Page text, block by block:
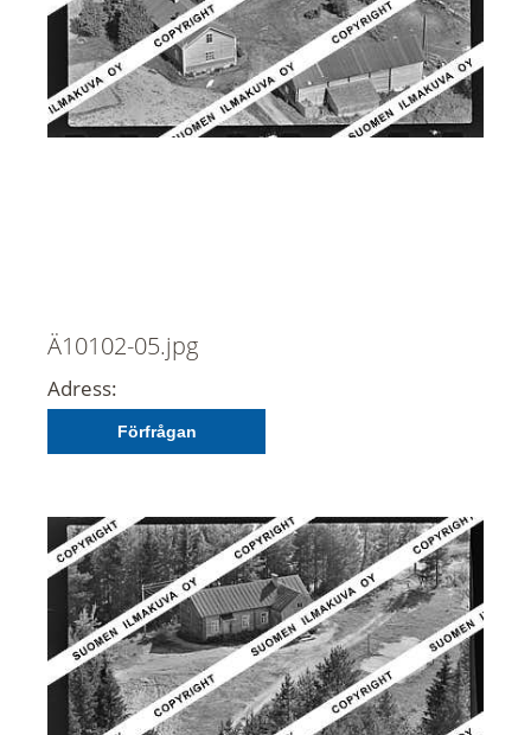
Ä10102-05.jpg
Adress:
Förfrågan